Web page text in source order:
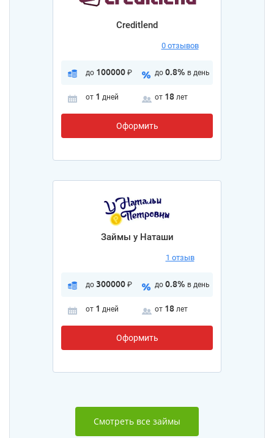
Creditlend
0 отзывов
до 100000 ₽ до 0.8% в день
от 1 дней от 18 лет
Оформить
Займы у Наташи
1 отзыв
до 300000 ₽ до 0.8% в день
от 1 дней от 18 лет
Оформить
Смотреть все займы